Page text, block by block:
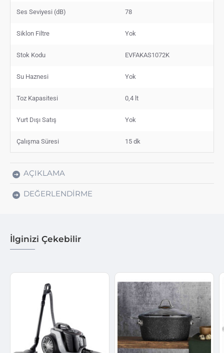
Ses Seviyesi (dB) 78
Siklon Filtre Yok
Stok Kodu EVFAKAS1072K
Su Haznesi Yok
Toz Kapasitesi 0,4 lt
Yurt Dışı Satış Yok
Çalışma Süresi 15 dk
AÇIKLAMA
DEĞERLENDIRME
İlginizi Çekebilir